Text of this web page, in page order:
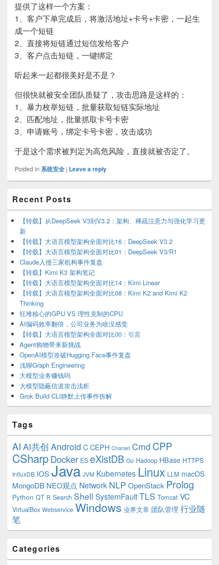
提供了这样一个方案：
1、客户下单完成后，将激活地址+卡号+卡密，一起生
成一个短链
2、直接将短链通过短信发给客户
3、客户点击短链，一键绑定
听起来一起都很美好是不是？
但很快就被安全团队质疑了，攻击思路是这样的：
1、暴力枚举短链，批量获取短链实际地址
2、匹配地址，批量抓取卡号卡密
3、申请账号，绑定卡号卡密，攻击成功
于是这个需求被判定为高危风险，直接就被否定了。
Posted in 系统安全 | Leave a reply
Sidebar
Widget
Area
Recent Posts
【转载】从DeepSeek V3到V3.2：架构、稀疏注意力与强化学习更
新
【转载】大语言模型架构全面对比16：DeepSeek V3.2
【转载】大语言模型架构全面对比01：DeepSeek V3/R1
Claude入侵三家机构事件复盘
【转载】Kimi K3 架构笔记
【转载】大语言模型架构全面对比14：Kimi Linear
【转载】大语言模型架构全面对比08：Kimi K2 and Kimi K2
Thinking
狂堆核心的GPU VS 理性克制的CPU
AI编码效率翻倍，公司业务为啥没感觉
【转载】大语言模型架构全面对比00：引言
Agent购物带来新挑战
OpenAI模型攻破Hugging Face事件复盘
浅聊Graph Engineering
大模型业务赚钱吗
大模型隐蔽信道攻击浅析
Grok Build CLI静默上传事件拆解
Tags
AI AI共创 Android C CEPH Charset Cmd CPP
CSharpDocker ES eXistDB Go Hadoop HBase HTTPS
InfluxDB IOSJava JVM Kubernetes Linux LLM macOS
MongoDB NEO观点 Network NLP OpenStack Prolog
Python QT R Search Shell SystemFaultTLS Tomcat VC
VirtualBox Webservice Windows 业界文章 团队管理 行业随
笔
Categories